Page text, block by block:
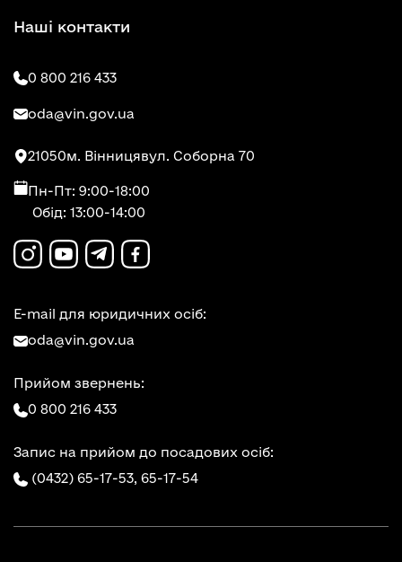
Наші контакти
0 800 216 433
oda@vin.gov.ua
21050м. Вінницявул. Соборна 70
Пн-Пт: 9:00-18:00
Обід: 13:00-14:00
E-mail для юридичних осіб:
oda@vin.gov.ua
Прийом звернень:
0 800 216 433
Запис на прийом до посадових осіб:
(0432) 65-17-53, 65-17-54